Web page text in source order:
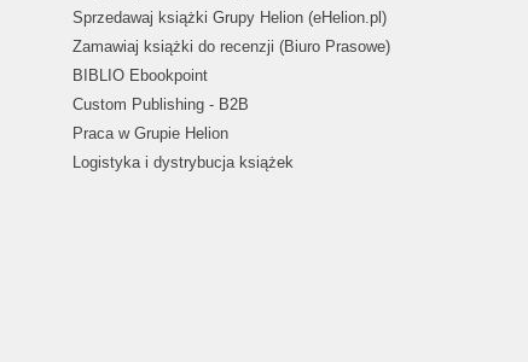
Sprzedawaj książki Grupy Helion (eHelion.pl)
Zamawiaj książki do recenzji (Biuro Prasowe)
BIBLIO Ebookpoint
Custom Publishing - B2B
Praca w Grupie Helion
Logistyka i dystrybucja książek